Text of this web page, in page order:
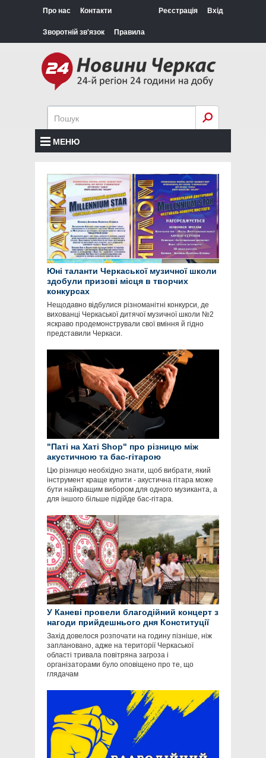
Про нас Контакти
Зворотній зв'язок Правила
Реєстрація Вхід
МЕНЮ
Юні таланти Черкаської музичної школи
здобули призові місця в творчих
конкурсах
Нещодавно відбулися різноманітні конкурси, де
вихованці Черкаської дитячої музичної школи №2
яскраво продемонстрували свої вміння й гідно
представили Черкаси.
"Паті на Хаті Shop" про різницю між
акустичною та бас-гітарою
Цю різницю необхідно знати, щоб вибрати, який
інструмент краще купити - акустична гітара може
бути найкращим вибором для одного музиканта, а
для іншого більше підійде бас-гітара.
У Каневі провели благодійний концерт з
нагоди прийдешнього дня Конституції
Захід довелося розпочати на годину пізніше, ніж
заплановано, адже на території Черкаської
області тривала повітряна загроза і
організаторами було оповіщено про те, що
глядачам